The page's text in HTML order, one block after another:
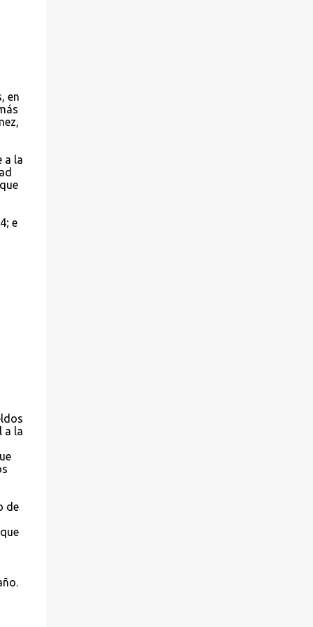
en
a la
e
a la
de